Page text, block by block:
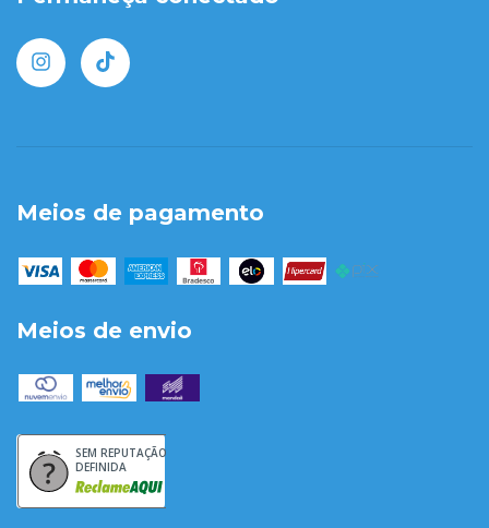
Meios de pagamento
Meios de envio
SEM REPUTAÇÃO
DEFINIDA